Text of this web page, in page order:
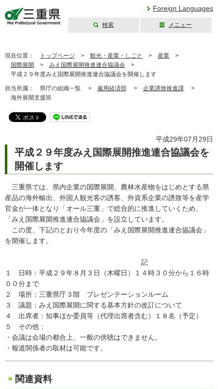
Foreign Languages
検索 メニュー
現在位置： トップページ > 観光・産業・しごと > 産業 >
国際展開
> みえ国際展開推進連合協議会 >
平成２９年度みえ国際展開推進連合協議会を開催します
担当所属： 県庁の組織一覧 > 雇用経済部 > 企業誘致推進課 >
海外展開支援班
平成29年07月29日
平成２９年度みえ国際展開推進連合協議会を
開催します
三重県では、県内企業の国際展開、農林水産物をはじめとする県
産品の海外輸出、外国人観光客の誘客、外資系企業の誘致等を産学
官金が一体となり「オール三重」で総合的に推進していくため、
「みえ国際展開推進連合協議会」を設立しています。
この度、下記のとおり今年度の「みえ国際展開推進連合協議会」
を開催します。
記
１ 日時：平成２９年８月３日（木曜日）１４時３０分から１６時
００分まで
２ 場所：三重県庁３階 プレゼンテーションルーム
３ 議題：みえ国際展開に関する基本方針の改訂について
４ 出席者：知事ほか委員等（代理出席者含む）１８名（予定）
５ その他：
・会議は会場の都合上、一般の傍聴はできません。
・報道関係者の取材は可能です。
関連資料